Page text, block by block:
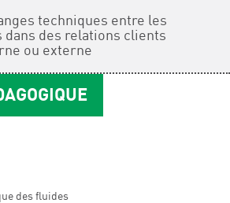
techniques entre les
des relations clients
ou externe
des fluides